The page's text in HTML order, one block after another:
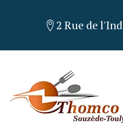
2 Rue de